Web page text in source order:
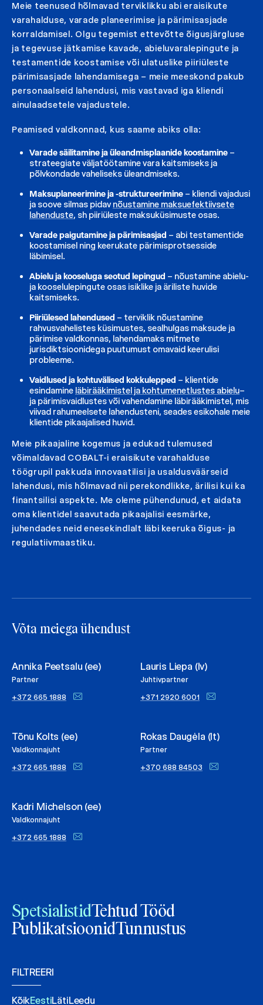
Meie teenused hõlmavad terviklikku abi eraisikute
varahalduse, varade planeerimise ja pärimisasjade
korraldamisel. Olgu tegemist ettevõtte õigusjärgluse
ja tegevuse jätkamise kavade, abieluvaralepingute ja
testamentide koostamise või ulatuslike piiriüleste
pärimisasjade lahendamisega – meie meeskond pakub
personaalseid lahendusi, mis vastavad iga kliendi
ainulaadsetele vajadustele.
Peamised valdkonnad, kus saame abiks olla:
Varade säilitamine ja üleandmisplaanide koostamine –
strateegiate väljatöötamine vara kaitsmiseks ja
põlvkondade vaheliseks üleandmiseks.
Maksuplaneerimine ja -struktureerimine – kliendi vajadusi
ja soove silmas pidav nõustamine maksuefektiivsete
lahenduste, sh piiriüleste maksuküsimuste osas.
Varade paigutamine ja pärimisasjad – abi testamentide
koostamisel ning keerukate pärimisprotsesside
läbimisel.
Abielu ja kooseluga seotud lepingud – nõustamine abielu-
ja kooselulepingute osas isiklike ja äriliste huvide
kaitsmiseks.
Piiriülesed lahendused – terviklik nõustamine
rahvusvahelistes küsimustes, sealhulgas maksude ja
pärimise valdkonnas, lahendamaks mitmete
jurisdiktsioonidega puutumust omavaid keerulisi
probleeme.
Vaidlused ja kohtuvälised kokkulepped – klientide
esindamine läbirääkimistel ja kohtumenetlustes abielu–
ja pärimisvaidlustes või vahendamine läbirääkimistel, mis
viivad rahumeelsete lahendusteni, seades esikohale meie
klientide pikaajalised huvid.
Meie pikaajaline kogemus ja edukad tulemused
võimaldavad COBALT-i eraisikute varahalduse
töögrupil pakkuda innovaatilisi ja usaldusväärseid
lahendusi, mis hõlmavad nii perekondlikke, ärilisi kui ka
finantsilisi aspekte. Me oleme pühendunud, et aidata
oma klientidel saavutada pikaajalisi eesmärke,
juhendades neid enesekindlalt läbi keeruka õigus- ja
regulatiivmaastiku.
Võta meiega ühendust
Annika Peetsalu (ee)
Partner
+372 665 1888
Tõnu Kolts (ee)
Valdkonnajuht
+372 665 1888
Kadri Michelson (ee)
Valdkonnajuht
+372 665 1888
Lauris Liepa (lv)
Juhtivpartner
+371 2920 6001
Rokas Daugėla (lt)
Partner
+370 688 84503
SpetsialistidTehtud Tööd
PublikatsioonidTunnustus
FILTREERI
KõikEestiLätiLeedu